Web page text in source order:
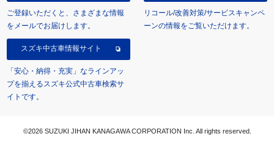
ご登録いただくと、さまざまな情報
をメールでお届けします。
リコール/改善対策/サービスキャンペ
ーンの情報をご覧いただけます。
スズキ中古車情報サイト
「安心・納得・充実」なラインアッ
プを揃えるスズキ公式中古車検索サ
イトです。
©2026 SUZUKI JIHAN KANAGAWA CORPORATION Inc. All rights reserved.